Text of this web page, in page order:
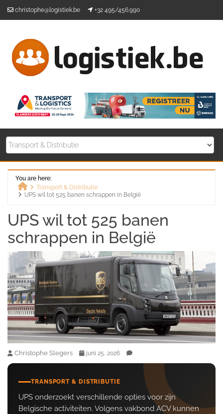
christophe@logistiek.be +32 495/456.990
You are here:
Home
Transport & Distributie
UPS wil tot 525 banen schrappen in België
UPS wil tot 525 banen
schrappen in België
Christophe Slegers juni 25, 2026
TRANSPORT & DISTRIBUTIE
UPS onderzoekt verschillende opties voor zijn
Belgische activiteiten. Volgens vakbond ACV kunnen